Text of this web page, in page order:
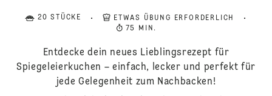
20 STÜCKE
ETWAS ÜBUNG ERFORDERLICH
75 MIN.
Entdecke dein neues Lieblingsrezept für
Spiegeleierkuchen – einfach, lecker und perfekt für
jede Gelegenheit zum Nachbacken!